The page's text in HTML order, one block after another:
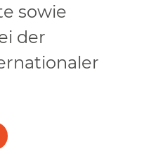
sowie
der